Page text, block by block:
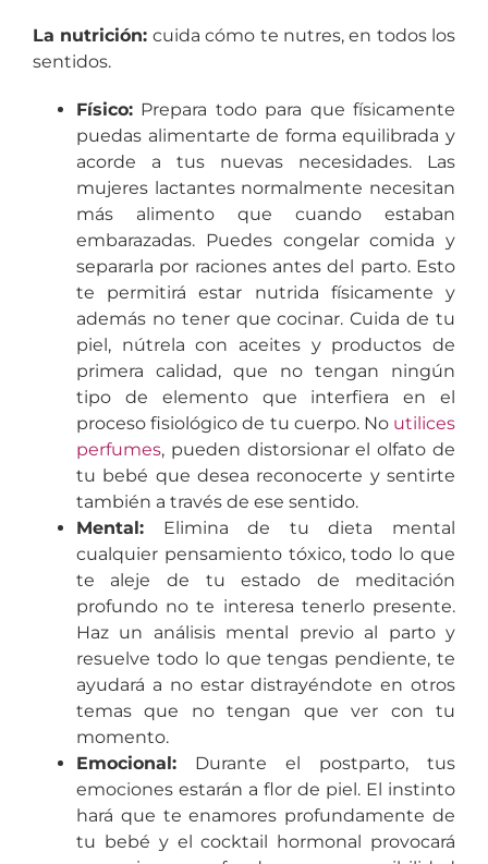
La nutrición: cuida cómo te nutres, en todos los
sentidos.
Físico:Prepara todo para que físicamente
puedas alimentarte de forma equilibrada y
acorde a tus nuevas necesidades. Las
mujeres lactantes normalmente necesitan
más alimento que cuando estaban
embarazadas. Puedes congelar comida y
separarla por raciones antes del parto. Esto
te permitirá estar nutrida físicamente y
además no tener que cocinar. Cuida de tu
piel, nútrela con aceites y productos de
primera calidad, que no tengan ningún
tipo de elemento que interfiera en el
proceso fisiológico de tu cuerpo. No utilices
perfumes, pueden distorsionar el olfato de
tu bebé que desea reconocerte y sentirte
también a través de ese sentido.
Mental:Elimina de tu dieta mental
cualquier pensamiento tóxico, todo lo que
te aleje de tu estado de meditación
profundo no te interesa tenerlo presente.
Haz un análisis mental previo al parto y
resuelve todo lo que tengas pendiente, te
ayudará a no estar distrayéndote en otros
temas que no tengan que ver con tu
momento.
Emocional:Durante el postparto, tus
emociones estarán a flor de piel. El instinto
hará que te enamores profundamente de
tu bebé y el cocktail hormonal provocará